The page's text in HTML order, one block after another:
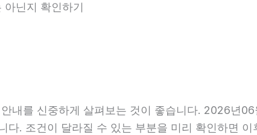
닌지 확인하기
내를 신중하게 살펴보는 것이 좋습니다. 2026년
. 조건이 달라질 수 있는 부분을 미리 확인하면